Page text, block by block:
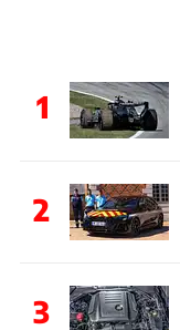
1
2
3